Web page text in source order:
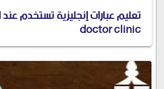
doctor clinic